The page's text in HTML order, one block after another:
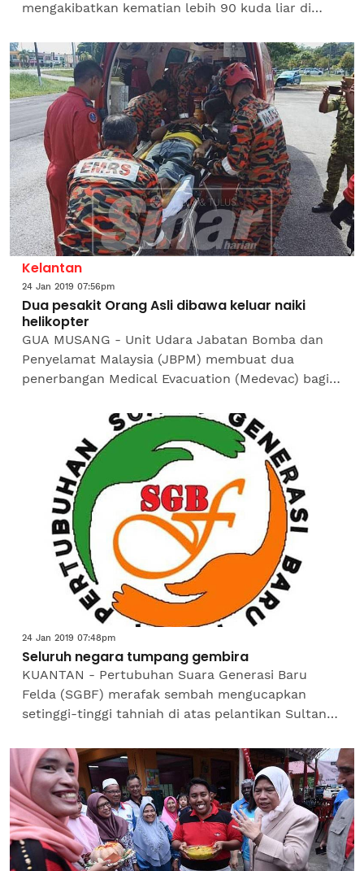
mengakibatkan kematian lebih 90 kuda liar di
berkuasa. Pasukan renjer menemukan...
Kelantan
24 Jan 2019 07:56pm
Dua pesakit Orang Asli dibawa keluar naiki
helikopter
GUA MUSANG - Unit Udara Jabatan Bomba dan
Penyelamat Malaysia (JBPM) membuat dua
penerbangan Medical Evacuation (Medevac) bagi
pedalaman. Komander Pasukan...
24 Jan 2019 07:48pm
Seluruh negara tumpang gembira
KUANTAN - Pertubuhan Suara Generasi Baru
Felda (SGBF) merafak sembah mengucapkan
setinggi-tinggi tahniah di atas pelantikan Sultan
Mustafa Billah Shah...